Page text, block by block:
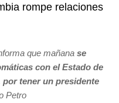
rompe relaciones
que mañana se
con el Estado de
tener un presidente
Petro